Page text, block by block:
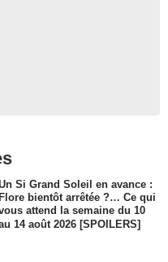
Si Grand Soleil en avance :
Flore bientôt arrêtée ?… Ce qui
attend la semaine du 10
14 août 2026 [SPOILERS]